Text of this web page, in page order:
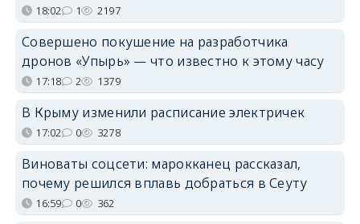
18:02 1 2197
Совершено покушение на разработчика
дронов «Упырь» — что известно к этому часу
17:18 2 1379
В Крыму изменили расписание электричек
17:02 0 3278
Виноваты соцсети: марокканец рассказал,
почему решился вплавь добраться в Сеуту
16:59 0 362